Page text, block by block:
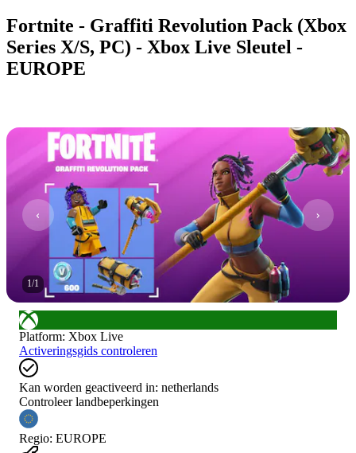
Fortnite - Graffiti Revolution Pack (Xbox
Series X/S, PC) - Xbox Live Sleutel -
EUROPE
1/1
Platform: Xbox Live
Activeringsgids controleren
Kan worden geactiveerd in: netherlands
Controleer landbeperkingen
Regio: EUROPE